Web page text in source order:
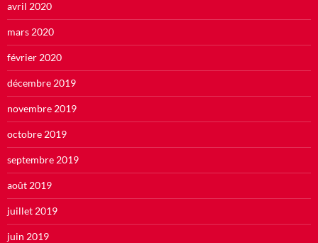
avril 2020
mars 2020
février 2020
décembre 2019
novembre 2019
octobre 2019
septembre 2019
août 2019
juillet 2019
juin 2019